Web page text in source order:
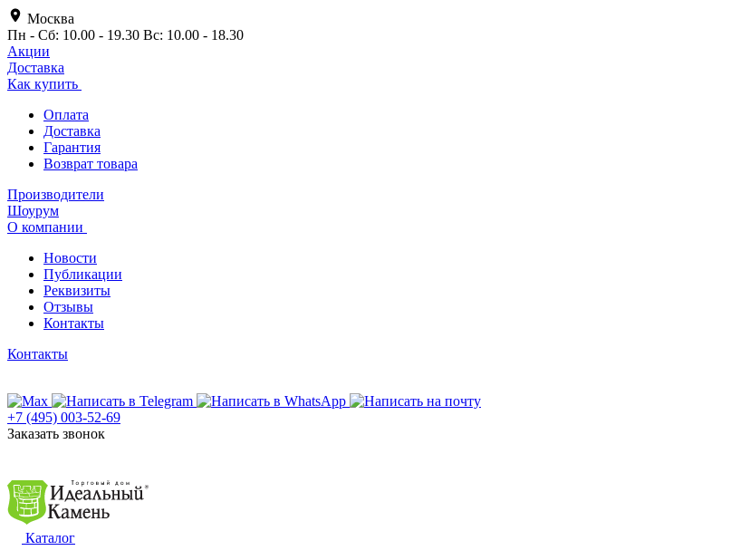
Москва
Пн - Сб: 10.00 - 19.30 Вс: 10.00 - 18.30
Акции
Доставка
Как купить
Оплата
Доставка
Гарантия
Возврат товара
Производители
Шоурум
О компании
Новости
Публикации
Реквизиты
Отзывы
Контакты
Контакты
+7 (495) 003-52-69
Заказать звонок
Каталог